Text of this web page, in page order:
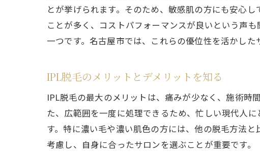
IPL
とが挙げられます。そのため、敏感肌の方にも安心
ことが多く、コストパフォーマンスが良いという声
一つです。名古屋市では、これらの優位性を活かし
IPL脱毛のメリットとデメリットを知る
IPL脱毛の最大のメリットは、痛みが少なく、施術時
た、広範囲を一度に処理できるため、忙しい現代人
す。特に濃い毛や濃い肌色の方には、他の脱毛方法
考慮し、自身に合ったサロンを選ぶことが重要です。